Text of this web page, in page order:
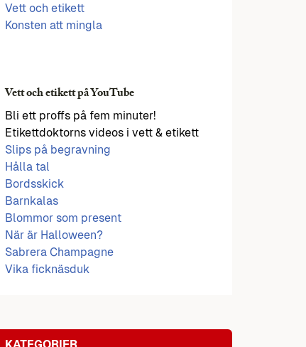
Vett och etikett
Konsten att mingla
Vett och etikett på YouTube
Bli ett proffs på fem minuter!
Etikettdoktorns videos i vett & etikett
Slips på begravning
Hålla tal
Bordsskick
Barnkalas
Blommor som present
När är Halloween?
Sabrera Champagne
Vika ficknäsduk